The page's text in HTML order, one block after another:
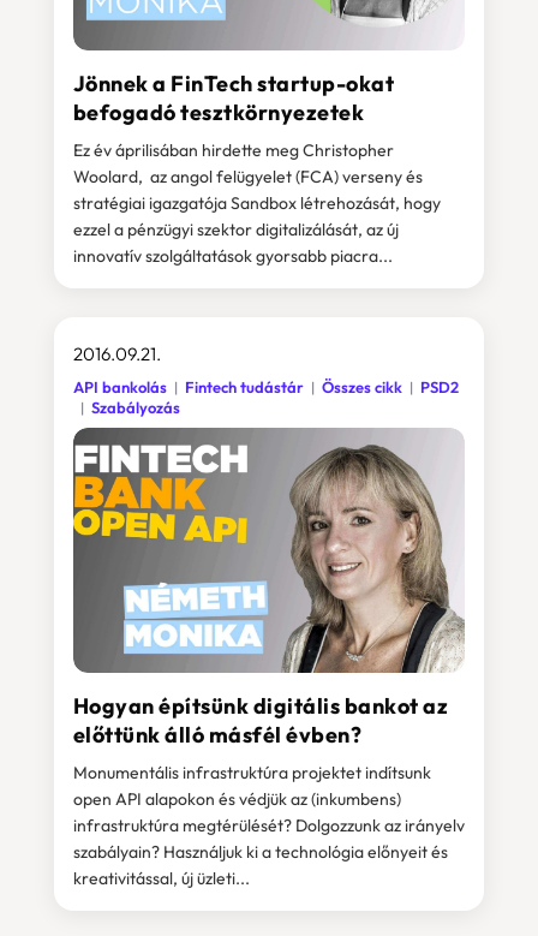
Jönnek a FinTech startup-okat
befogadó tesztkörnyezetek
Ez év áprilisában hirdette meg Christopher
Woolard, az angol felügyelet (FCA) verseny és
stratégiai igazgatója Sandbox létrehozását, hogy
ezzel a pénzügyi szektor digitalizálását, az új
innovatív szolgáltatások gyorsabb piacra...
Hogyan építsünk digitális bankot az
előttünk álló másfél évben?
2016.09.21.
API bankolás Fintech tudástár Összes cikk
PSD2
Szabályozás
Monumentális infrastruktúra projektet indítsunk
open API alapokon és védjük az (inkumbens)
infrastruktúra megtérülését? Dolgozzunk az irányelv
szabályain? Használjuk ki a technológia előnyeit és
kreativitással, új üzleti...